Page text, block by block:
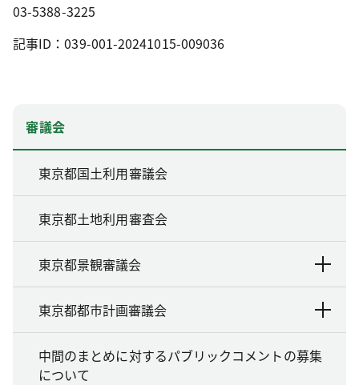
03-5388-3225
記事ID：039-001-20241015-009036
審議会
東京都国土利用審議会
東京都土地利用審査会
東京都景観審議会
東京都都市計画審議会
中間のまとめに対するパブリックコメントの募集
について